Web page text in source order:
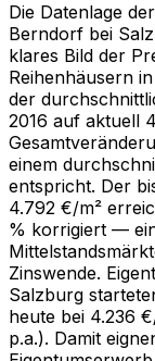
Die Datenlage
Berndorf bei
klares Bild der
Reihenhäusern
der
2016 auf aktuell
einem
entspricht. Der
4.792 €/m²
% korrigiert —
Zinswende.
Salzburg
heute bei 4.236
p.a.). Damit